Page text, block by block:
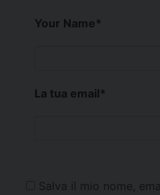
Your Name*
La tua email*
Salva il mio nome,